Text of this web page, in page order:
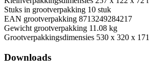
Stuks in grootverpakking 10 stuk
EAN grootverpakking 8713249284217
Gewicht grootverpakking 11.08 kg
Grootverpakkingsdimensies 530 x 320 x
Downloads